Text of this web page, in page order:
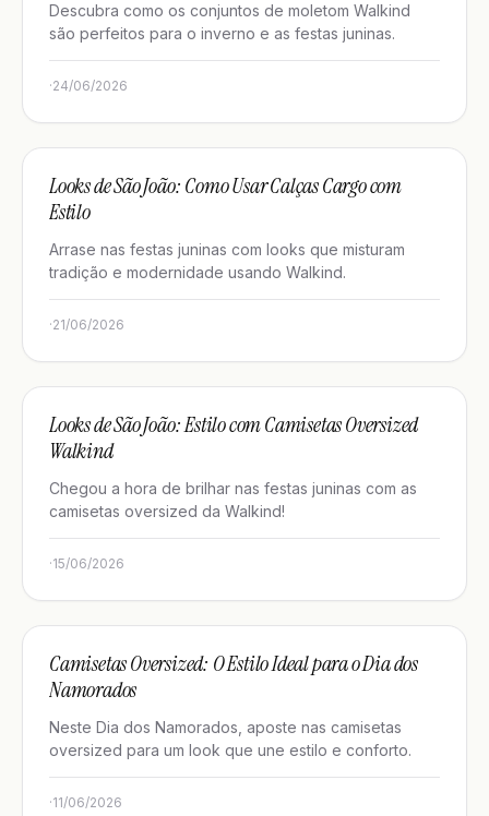
Descubra como os conjuntos de moletom Walkind
são perfeitos para o inverno e as festas juninas.
·24/06/2026
GUIAS DE ESTILO
Looks de São João: Como Usar Calças Cargo com
Estilo
Arrase nas festas juninas com looks que misturam
tradição e modernidade usando Walkind.
·21/06/2026
GUIAS DE ESTILO
Looks de São João: Estilo com Camisetas Oversized
Walkind
Chegou a hora de brilhar nas festas juninas com as
camisetas oversized da Walkind!
·15/06/2026
GUIAS DE ESTILO
Camisetas Oversized: O Estilo Ideal para o Dia dos
Namorados
Neste Dia dos Namorados, aposte nas camisetas
oversized para um look que une estilo e conforto.
·11/06/2026